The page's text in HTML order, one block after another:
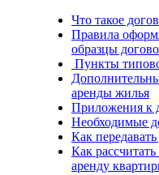
Что такое
Правила
образцы
Пункты
аренды жилья
Приложения к
Необходимые
Как
Как рассчитать
аренду